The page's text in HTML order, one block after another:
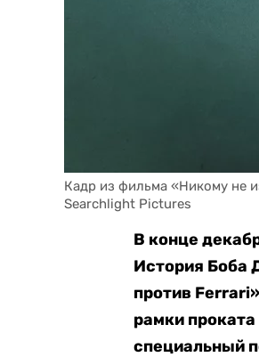
Кадр из фильма «Никому не
Searchlight Pictures
В конце
История Боба
против
рамки
специальный